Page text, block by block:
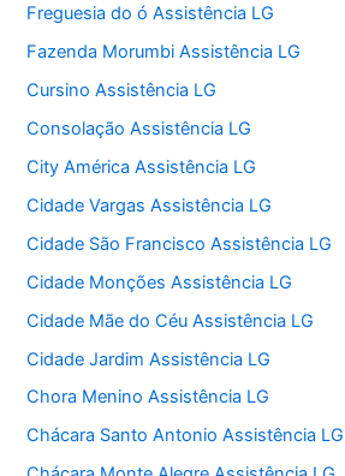
Freguesia do ó Assistência LG
Fazenda Morumbi Assistência LG
Cursino Assistência LG
Consolação Assistência LG
City América Assistência LG
Cidade Vargas Assistência LG
Cidade São Francisco Assistência LG
Cidade Monções Assistência LG
Cidade Mãe do Céu Assistência LG
Cidade Jardim Assistência LG
Chora Menino Assistência LG
Chácara Santo Antonio Assistência LG